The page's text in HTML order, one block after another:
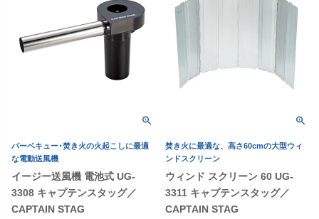
バーベキュー･焚き火の火起こしに最適
な電動送風機
イージー送風機 電池式 UG-
3308 キャプテンスタッグ／
CAPTAIN STAG
焚き火に最適な、高さ60cmの大型ウィ
ンドスクリーン
ウィンド スクリーン 60 UG-
3311 キャプテンスタッグ／
CAPTAIN STAG